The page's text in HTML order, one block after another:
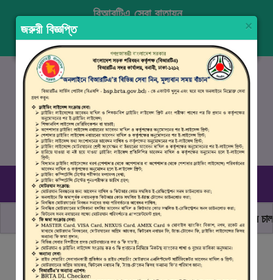
বিআরটিএ সেবা বাতায়ন
প্রবেশ করুন নিবন্ধন ENGLISH
১৬১০৭, ০৯৬১০ ৯৯০ ৯৯৮
রবিবার–বৃহস্পতিবার (০৯.০০ সকাল - ০৪.০০ বিকাল)
ছাত্র জনতার অঙ্গীকার, নিরাপদ সড়ক হোক সবার মোটরযান
×
জরুরী বিজ্ঞপ্তি
বিআরটিএ সার্ভিস পোর্টালে